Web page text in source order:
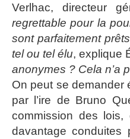
Verlhac, directeur
regrettable pour la
sont parfaitement
tel ou tel élu, explique
anonymes ? Cela n’a
On peut se demander
par l’ire de Bruno
commission des lois,
davantage conduites